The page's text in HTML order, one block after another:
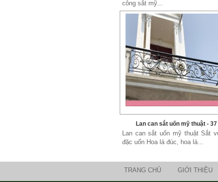
công sắt mỹ...
Lan can sắt uốn mỹ thuật - 37
Lan can sắt uốn mỹ thuật Sắt
đặc uốn Hoa lá đúc, hoa lá...
TRANG CHỦ GIỚI THIỆU